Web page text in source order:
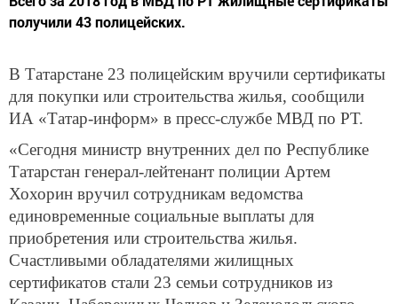
получили 43 полицейских.
В Татарстане 23 полицейским вручили сертификаты
для покупки или строительства жилья, сообщили
ИА «Татар-информ» в пресс-службе МВД по РТ.
«Сегодня министр внутренних дел по Республике
Татарстан генерал-лейтенант полиции Артем
Хохорин вручил сотрудникам ведомства
единовременные социальные выплаты для
приобретения или строительства жилья.
Счастливыми обладателями жилищных
сертификатов стали 23 семьи сотрудников из